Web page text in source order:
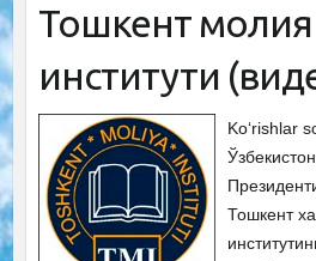
Тошкент молия
институти
Ko‘rishlar
Тошкент